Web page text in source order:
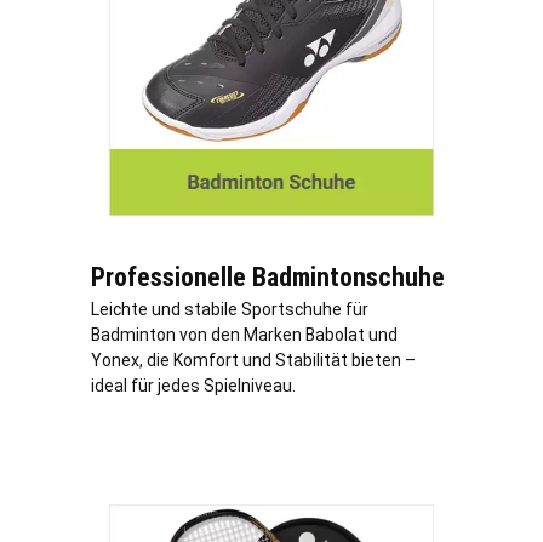
Professionelle Badmintonschuhe
Leichte und stabile Sportschuhe für
Badminton von den Marken Babolat und
Yonex, die Komfort und Stabilität bieten –
ideal für jedes Spielniveau.